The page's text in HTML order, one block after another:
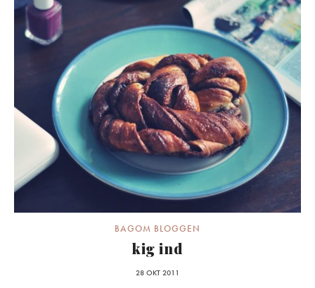
BAGOM BLOGGEN
kig ind
28 OKT 2011